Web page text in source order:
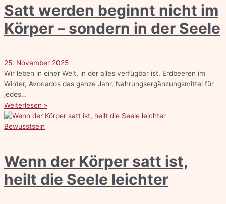
Satt werden beginnt nicht im
Körper – sondern in der Seele
25. November 2025
Wir leben in einer Welt, in der alles verfügbar ist. Erdbeeren im
Winter, Avocados das ganze Jahr, Nahrungsergänzungsmittel für
jedes…
Weiterlesen »
Bewusstsein
Wenn der Körper satt ist,
heilt die Seele leichter